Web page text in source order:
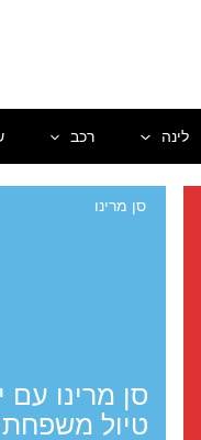
לינה רכב
סן מרינו עם
טיול
סן מרינו